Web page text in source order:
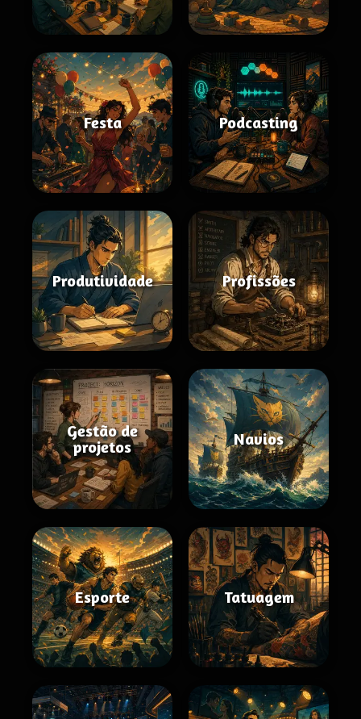
Festa Podcasting
Produtividade Profissões
Gestão de
projetos
Navios
Esporte Tatuagem